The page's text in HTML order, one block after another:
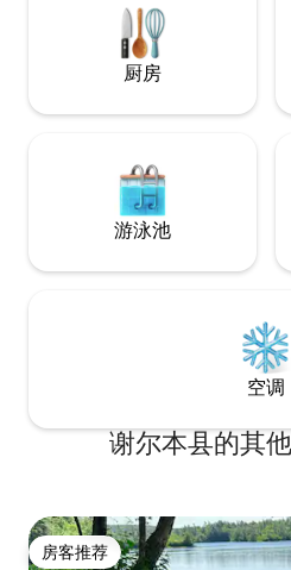
and atvs. It also connects with
sidewalk in town which leads
North East Point Beach. *Pet friendly
upon request厨房
游泳池
空调
谢尔本县的其
房客推荐
房客推荐